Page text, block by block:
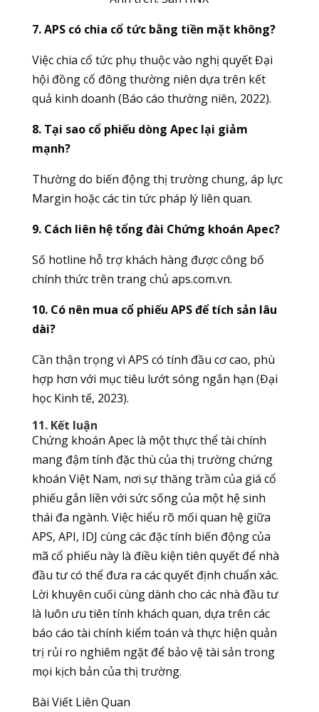
7. APS có chia cổ tức bằng tiền mặt không?
Việc chia cổ tức phụ thuộc vào nghị quyết Đại
hội đồng cổ đông thường niên dựa trên kết
quả kinh doanh (Báo cáo thường niên, 2022).
8. Tại sao cổ phiếu dòng Apec lại giảm
mạnh?
Thường do biến động thị trường chung, áp lực
Margin hoặc các tin tức pháp lý liên quan.
9. Cách liên hệ tổng đài Chứng khoán Apec?
Số hotline hỗ trợ khách hàng được công bố
chính thức trên trang chủ aps.com.vn.
10. Có nên mua cổ phiếu APS để tích sản lâu
dài?
Cần thận trọng vì APS có tính đầu cơ cao, phù
hợp hơn với mục tiêu lướt sóng ngắn hạn (Đại
học Kinh tế, 2023).
11. Kết luận
Chứng khoán Apec là một thực thể tài chính
mang đậm tính đặc thù của thị trường chứng
khoán Việt Nam, nơi sự thăng trầm của giá cổ
phiếu gắn liền với sức sống của một hệ sinh
thái đa ngành. Việc hiểu rõ mối quan hệ giữa
APS, API, IDJ cùng các đặc tính biến động của
mã cổ phiếu này là điều kiện tiên quyết để nhà
đầu tư có thể đưa ra các quyết định chuẩn xác.
Lời khuyên cuối cùng dành cho các nhà đầu tư
là luôn ưu tiên tính khách quan, dựa trên các
báo cáo tài chính kiểm toán và thực hiện quản
trị rủi ro nghiêm ngặt để bảo vệ tài sản trong
mọi kịch bản của thị trường.
Bài Viết Liên Quan